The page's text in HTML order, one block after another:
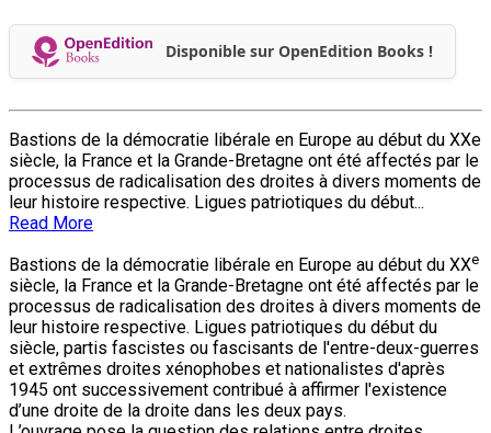
Disponible sur OpenEdition Books !
Bastions de la démocratie libérale en Europe au début du XXe
siècle, la France et la Grande-Bretagne ont été affectés par le
processus de radicalisation des droites à divers moments de
leur histoire respective. Ligues patriotiques du début...
Read More
Bastions de la démocratie libérale en Europe au début du XXe
siècle, la France et la Grande-Bretagne ont été affectés par le
processus de radicalisation des droites à divers moments de
leur histoire respective. Ligues patriotiques du début du
siècle, partis fascistes ou fascisants de l'entre-deux-guerres
et extrêmes droites xénophobes et nationalistes d'après
1945 ont successivement contribué à affirmer l'existence
d’une droite de la droite dans les deux pays.